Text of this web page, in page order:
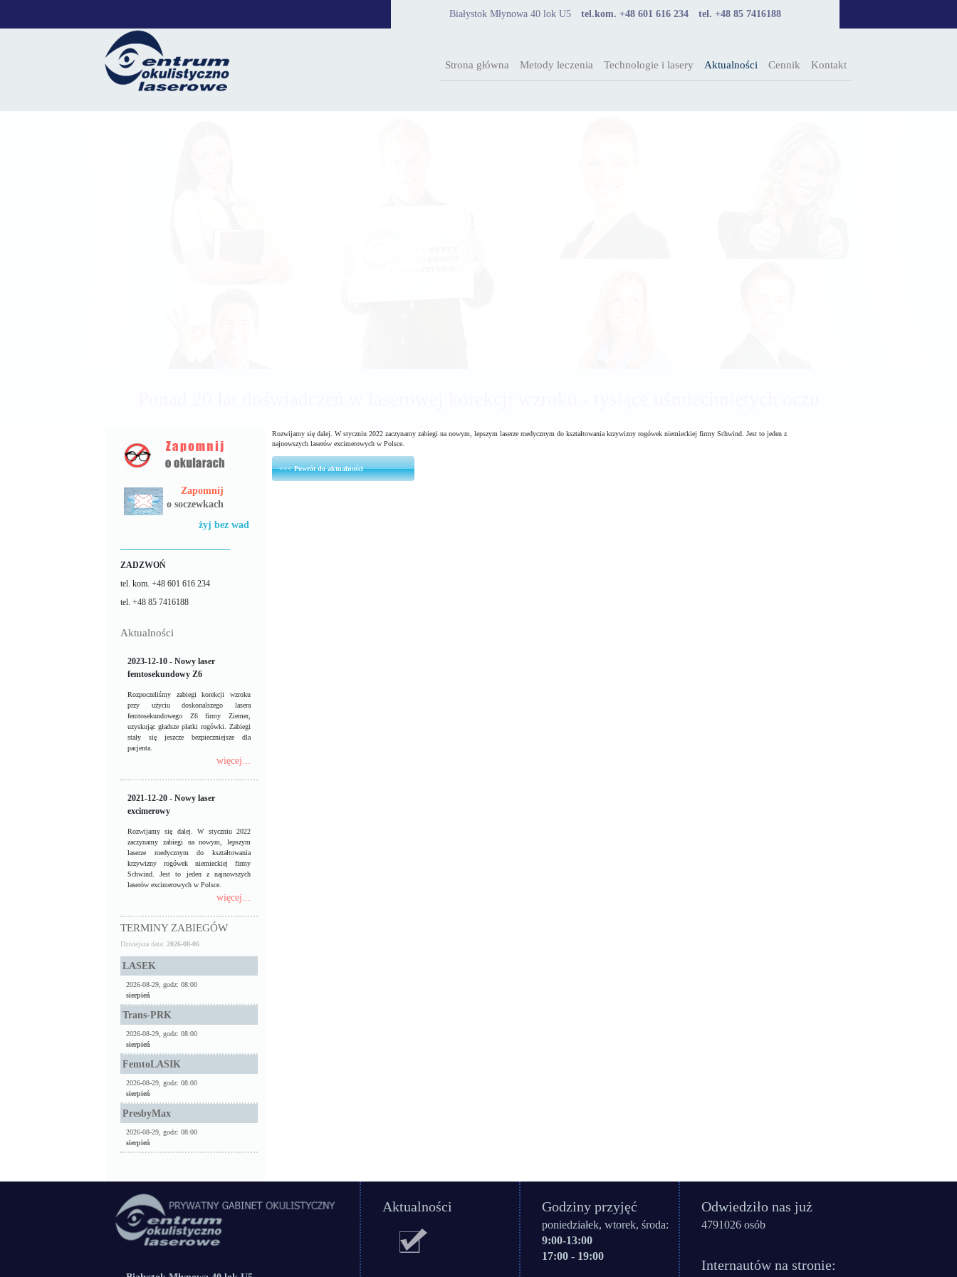
Białystok Młynowa 40 lok U5 tel.kom. +48 601 616 234 tel. +48 85 7416188
Strona główna Metody leczenia Technologie i lasery Aktualności Cennik Kontakt
Zapomnij
o soczewkach
żyj bez wad
ZADZWOŃ
tel. kom. +48 601 616 234
tel. +48 85 7416188
Aktualności
2023-12-10 - Nowy laser
femtosekundowy Z6
Rozpoczeliśmy zabiegi korekcji wzroku
przy użyciu doskonalszego lasera
femtosekundowego Z6 firmy Ziemer,
uzyskując gładsze płatki rogówki. Zabiegi
stały się jeszcze bezpieczniejsze dla
pacjenta.
więcej...
2021-12-20 - Nowy laser
excimerowy
Rozwijamy się dalej. W styczniu 2022
zaczynamy zabiegi na nowym, lepszym
laserze medycznym do kształtowania
krzywizny rogówek niemieckiej firmy
Schwind. Jest to jeden z najnowszych
laserów excimerowych w Polsce.
więcej...
TERMINY ZABIEGÓW
Dzisiejsza data: 2026-08-06
LASEK
2026-08-29, godz: 08:00
sierpień
Trans-PRK
2026-08-29, godz: 08:00
sierpień
FemtoLASIK
2026-08-29, godz: 08:00
sierpień
PresbyMax
2026-08-29, godz: 08:00
sierpień
Rozwijamy się dalej. W styczniu 2022 zaczynamy zabiegi na nowym, lepszym laserze medycznym do kształtowania krzywizny rogówek niemieckiej firmy Schwind. Jest to jeden z
najnowszych laserów excimerowych w Polsce.
<<< Powrót do aktualności
Aktualności Godziny przyjęć
poniedziałek, wtorek, środa:
9:00-13:00
17:00 - 19:00
Odwiedziło nas już
4791026 osób
Internautów na stronie: